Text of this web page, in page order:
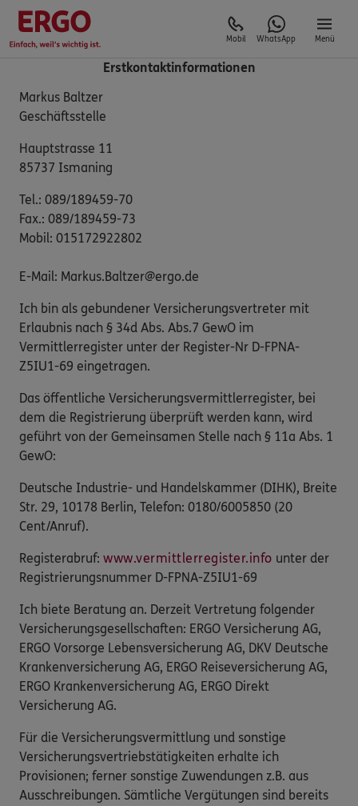
Mobil WhatsApp Menü
Erstkontaktinformationen
Markus Baltzer
Geschäftsstelle
Hauptstrasse 11
85737 Ismaning
Tel.: 089/189459-70
Fax.: 089/189459-73
Mobil: 015172922802
E-Mail: Markus.Baltzer@ergo.de
Ich bin als gebundener Versicherungsvertreter mit
Erlaubnis nach § 34d Abs. Abs.7 GewO im
Vermittlerregister unter der Register-Nr D-FPNA-
Z5IU1-69 eingetragen.
Das öffentliche Versicherungsvermittlerregister, bei
dem die Registrierung überprüft werden kann, wird
geführt von der Gemeinsamen Stelle nach § 11a Abs. 1
GewO:
Deutsche Industrie- und Handelskammer (DIHK), Breite
Str. 29, 10178 Berlin, Telefon: 0180/6005850 (20
Cent/Anruf).
Registerabruf: www.vermittlerregister.info unter der
Registrierungsnummer D-FPNA-Z5IU1-69
Ich biete Beratung an. Derzeit Vertretung folgender
Versicherungsgesellschaften: ERGO Versicherung AG,
ERGO Vorsorge Lebensversicherung AG, DKV Deutsche
Krankenversicherung AG, ERGO Reiseversicherung AG,
ERGO Krankenversicherung AG, ERGO Direkt
Versicherung AG.
Für die Versicherungsvermittlung und sonstige
Versicherungsvertriebstätigkeiten erhalte ich
Provisionen; ferner sonstige Zuwendungen z.B. aus
Ausschreibungen. Sämtliche Vergütungen sind bereits